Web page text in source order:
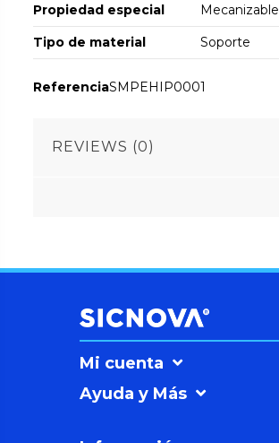
Propiedad especial
Mecanizable
Tipo de material
Soporte
ReferenciaSMPEHIP0001
REVIEWS (0)
Mi cuenta
Ayuda y Más